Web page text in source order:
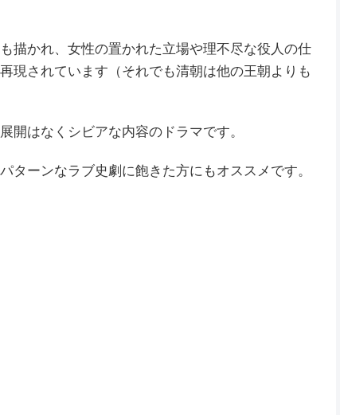
描かれ、女性の置かれた立場や理不尽な役人の仕
現されています（それでも清朝は他の王朝よりも
開はなくシビアな内容のドラマです。
ターンなラブ史劇に飽きた方にもオススメです。